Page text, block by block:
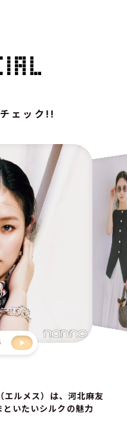
ェック!!
エルメス）は、河北麻友
いたいシルクの魅力